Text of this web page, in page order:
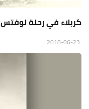
كربلاء في رحلة لوفتس